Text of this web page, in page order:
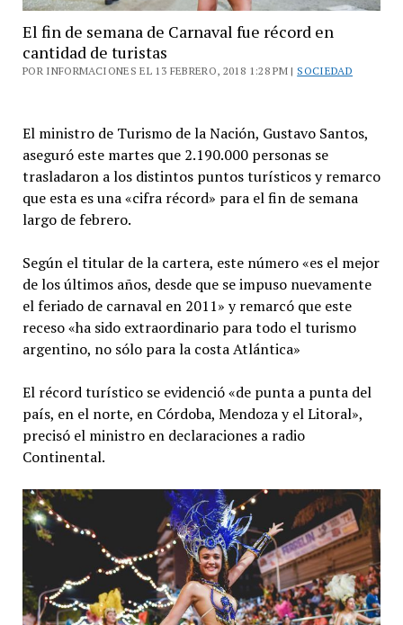
El fin de semana de Carnaval fue récord en
cantidad de turistas
POR INFORMACIONES EL 13 FEBRERO, 2018 1:28 PM | SOCIEDAD
El ministro de Turismo de la Nación, Gustavo Santos,
aseguró este martes que 2.190.000 personas se
trasladaron a los distintos puntos turísticos y remarco
que esta es una «cifra récord» para el fin de semana
largo de febrero.
Según el titular de la cartera, este número «es el mejor
de los últimos años, desde que se impuso nuevamente
el feriado de carnaval en 2011» y remarcó que este
receso «ha sido extraordinario para todo el turismo
argentino, no sólo para la costa Atlántica»
El récord turístico se evidenció «de punta a punta del
país, en el norte, en Córdoba, Mendoza y el Litoral»,
precisó el ministro en declaraciones a radio
Continental.